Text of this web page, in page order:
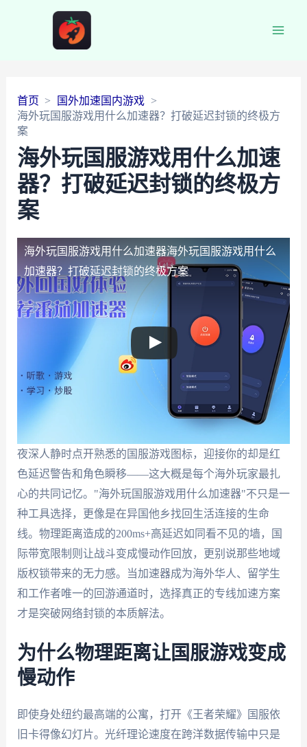
首页
国外加速国内游戏
海外玩国服游戏用什么加速器？打破延迟封锁的终极方
案
海外玩国服游戏用什么加速
器？打破延迟封锁的终极方
案
海外玩国服游戏用什么加速器海外玩国服游戏用什么
加速器？打破延迟封锁的终极方案
夜深人静时点开熟悉的国服游戏图标，迎接你的却是红
色延迟警告和角色瞬移——这大概是每个海外玩家最扎
心的共同记忆。"海外玩国服游戏用什么加速器"不只是一
种工具选择，更像是在异国他乡找回生活连接的生命
线。物理距离造成的200ms+高延迟如同看不见的墙，国
际带宽限制则让战斗变成慢动作回放，更别说那些地域
版权锁带来的无力感。当加速器成为海外华人、留学生
和工作者唯一的回游通道时，选择真正的专线加速方案
才是突破网络封锁的本质解法。
为什么物理距离让国服游戏变成
慢动作
即使身处纽约最高端的公寓，打开《王者荣耀》国服依
旧卡得像幻灯片。光纤理论速度在跨洋数据传输中只是